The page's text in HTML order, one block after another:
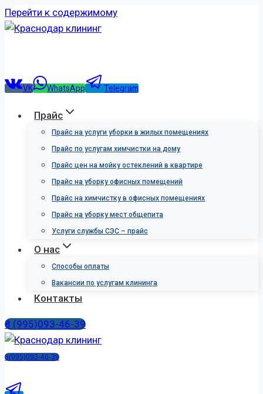
Перейти к содержимому
VK WhatsApp Telegram
Прайс
Прайс на услуги уборки в жилых помещениях
Прайс по услугам химчистки на дому
Прайс цен на мойку остеклений в квартире
Прайс на уборку офисных помещений
Прайс на химчистку в офисных помещениях
Прайс на уборку мест общепита
Услуги службы СЭС – прайс
О нас
Способы оплаты
Вакансии по услугам клининга
Контакты
8 (995)093-46-39
8(995)093-46-39